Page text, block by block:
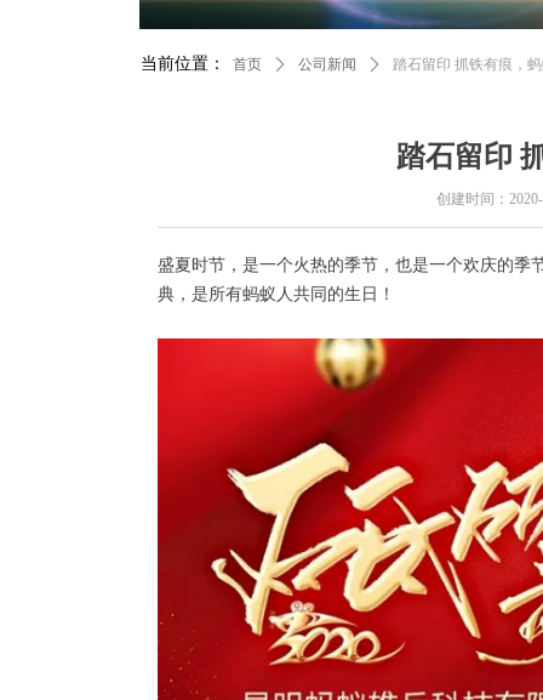
踏石留印
盛夏时节，是一个火热的季节，也是一个欢庆的季
典，是所有蚂蚁人共同的生日！
创建时间：
首页 ꄲ 公司新闻 ꄲ 踏石留印 抓铁有痕，
当前位置：